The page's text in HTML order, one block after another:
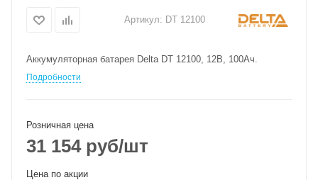
Артикул: DT 12100
Аккумуляторная батарея Delta DT 12100, 12В, 100Ач.
Подробности
Розничная цена
31 154руб/шт
Цена по акции